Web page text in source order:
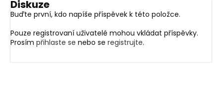
Diskuze
Buďte první, kdo napíše příspěvek k této položce.
Pouze registrovaní uživatelé mohou vkládat příspěvky.
Prosím přihlaste se nebo se registrujte.